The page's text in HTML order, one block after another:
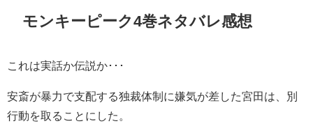
モンキーピーク4巻ネタバレ感想
これは実話か伝説か･･･
安斎が暴力で支配する独裁体制に嫌気が差した宮田は、別
行動を取ることにした。